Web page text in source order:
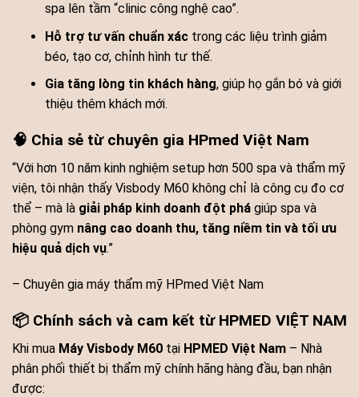
spa lên tầm “clinic công nghệ cao”.
Hỗ trợ tư vấn chuẩn xáctrong các liệu trình giảm
béo, tạo cơ, chỉnh hình tư thế.
Gia tăng lòng tin khách hàng, giúp họ gắn bó và giới
thiệu thêm khách mới.
🧠 Chia sẻ từ chuyên gia HPmed Việt Nam
“Với hơn 10 năm kinh nghiệm setup hơn 500 spa và thẩm mỹ
viện, tôi nhận thấy Visbody M60 không chỉ là công cụ đo cơ
thể – mà là giải pháp kinh doanh đột phá giúp spa và
phòng gym nâng cao doanh thu, tăng niềm tin và tối ưu
hiệu quả dịch vụ.”
– Chuyên gia máy thẩm mỹ HPmed Việt Nam
📦 Chính sách và cam kết từ HPMED VIỆT NAM
Khi mua Máy Visbody M60 tại HPMED Việt Nam – Nhà
phân phối thiết bị thẩm mỹ chính hãng hàng đầu, bạn nhận
được: